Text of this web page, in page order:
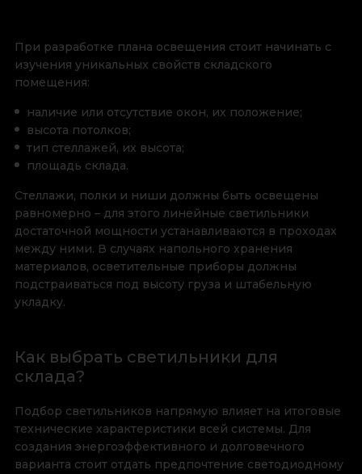
При разработке плана освещения стоит начинать с
изучения уникальных свойств складского
помещения:
наличие или отсутствие окон, их положение;
высота потолков;
тип стеллажей, их высота;
площадь склада.
Стеллажи, полки и ниши должны быть освещены
равномерно – для этого линейные светильники
достаточной мощности устанавливаются в проходах
между ними. В случаях напольного хранения
материалов, осветительные приборы должны
подстраиваться под высоту груза и штабельную
укладку.
Как выбрать светильники для
склада?
Подбор светильников напрямую влияет на итоговые
технические характеристики всей системы. Для
создания энергоэффективного и долговечного
варианта стоит отдать предпочтение светодиодному